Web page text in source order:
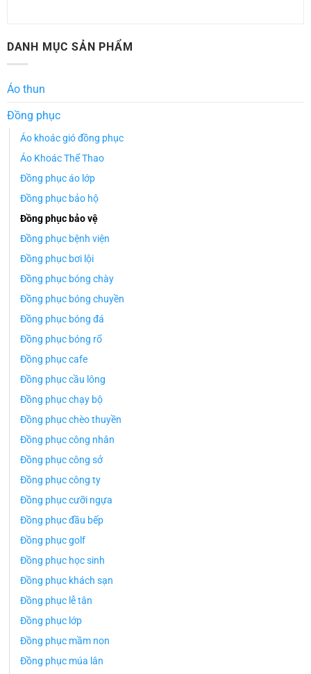
DANH MỤC SẢN PHẨM
Áo thun
Đồng phục
Áo khoác gió đồng phục
Áo Khoác Thể Thao
Đồng phục áo lớp
Đồng phục bảo hộ
Đồng phục bảo vệ
Đồng phục bệnh viện
Đồng phục bơi lội
Đồng phục bóng chày
Đồng phục bóng chuyền
Đồng phục bóng đá
Đồng phục bóng rổ
Đồng phục cafe
Đồng phục cầu lông
Đồng phục chạy bộ
Đồng phục chèo thuyền
Đồng phục công nhân
Đồng phục công sở
Đồng phục công ty
Đồng phục cưỡi ngựa
Đồng phục đầu bếp
Đồng phục golf
Đồng phục học sinh
Đồng phục khách sạn
Đồng phục lễ tân
Đồng phục lớp
Đồng phục mầm non
Đồng phục múa lân